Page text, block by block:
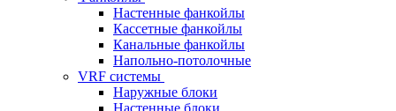
Настенные фанкойлы
Кассетные фанкойлы
Канальные фанкойлы
Напольно-потолочные
VRF системы
Наружные блоки
Настенные блоки